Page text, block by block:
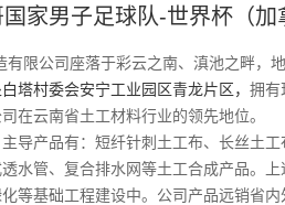
家男子足球队-世界杯（加
限公司座落于彩云之南、滇池之畔，
塔村委会安宁工业园区青龙片区， 拥有
在云南省土工材料行业的领先地位。
产品有：短纤针刺土工布、长丝土工
水管、复合排水网等土工合成产品。
等基础工程建设中。公司产品远销省